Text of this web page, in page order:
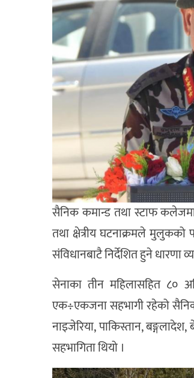
सैनिक कमान्ड तथा स्टाफ कलेजमा
तथा क्षेत्रीय घटनाक्रमले मुलुकको
संविधानबाटै निर्देशित हुने धारणा
सेनाका तीन महिलासहित ८०
एक÷एकजना सहभागी रहेको
नाइजेरिया, पाकिस्तान,
सहभागिता थियो ।